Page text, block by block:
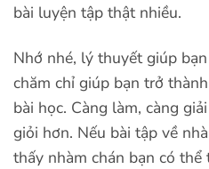
bài luyện tập thật nhiều.
Nhớ nhé, lý thuyết giúp
chăm chỉ giúp bạn trở
bài học. Càng làm, càng
giỏi hơn. Nếu bài tập về
thấy nhàm chán bạn có